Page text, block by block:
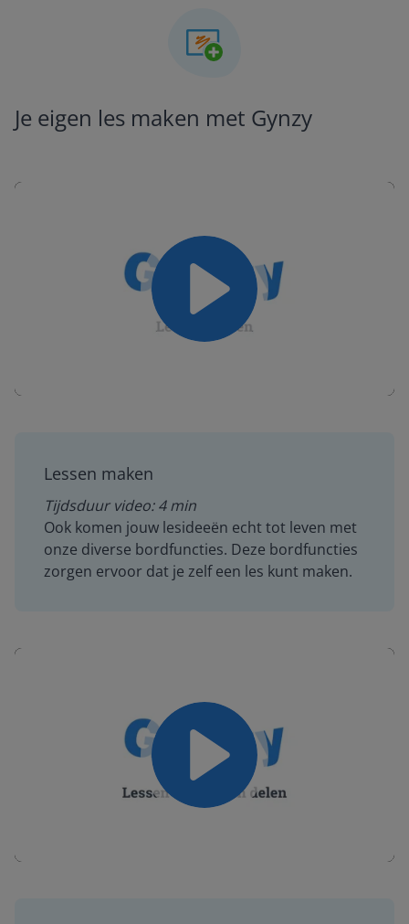
Je eigen les maken met Gynzy
Settings
Lessen maken
Tijdsduur video: 4 min
Ook komen jouw lesideeën echt tot leven met
onze diverse bordfuncties. Deze bordfuncties
zorgen ervoor dat je zelf een les kunt maken.
Settings